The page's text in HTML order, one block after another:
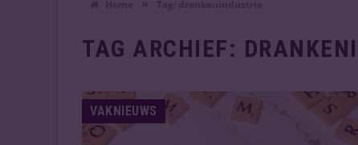
TAG ARCHIEF:
VAKNIEUWS